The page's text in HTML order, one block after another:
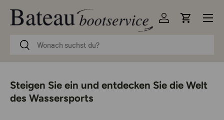
Direkt zum Inhalt
SuchenSuchen
Einloggen
Menü
Steigen Sie ein und entdecken Sie die Welt
des Wassersports